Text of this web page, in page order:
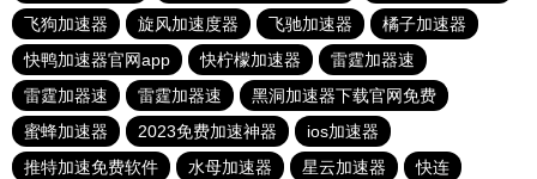
飞狗加速器
旋风加速度器 飞驰加速器
橘子加速器
快鸭加速器官网app
快柠檬加速器
雷霆加器速
雷霆加器速
雷霆加器速
黑洞加速器下载官网免费
蜜蜂加速器
2023免费加速神器
ios加速器
推特加速免费软件
水母加速器 星云加速器
快连